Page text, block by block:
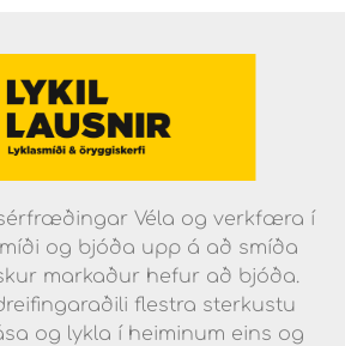
Véla og verkfæra í
og bjóða upp á að smíða
markaður hefur að bjóða.
flestra sterkustu
og lykla í heiminum eins og